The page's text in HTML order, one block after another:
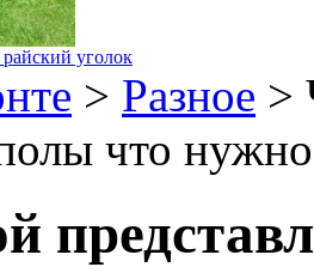
уголок
> Разное >
что нужно